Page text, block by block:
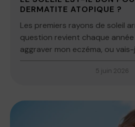
DERMATITE ATOPIQUE ?
Les premiers rayons de soleil
question revient chaque
aggraver mon eczéma, ou vais-
5 juin 2026